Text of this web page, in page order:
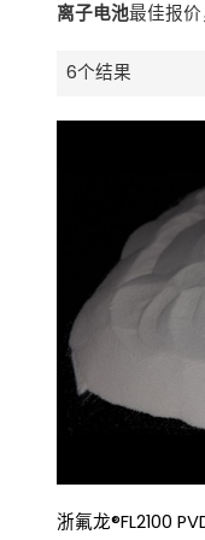
离子电池最佳报
6个结果
浙氟龙®FL2100